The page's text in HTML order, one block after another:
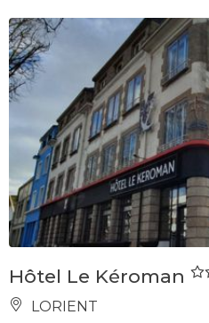
Hôtel Le Kéroman
LORIENT